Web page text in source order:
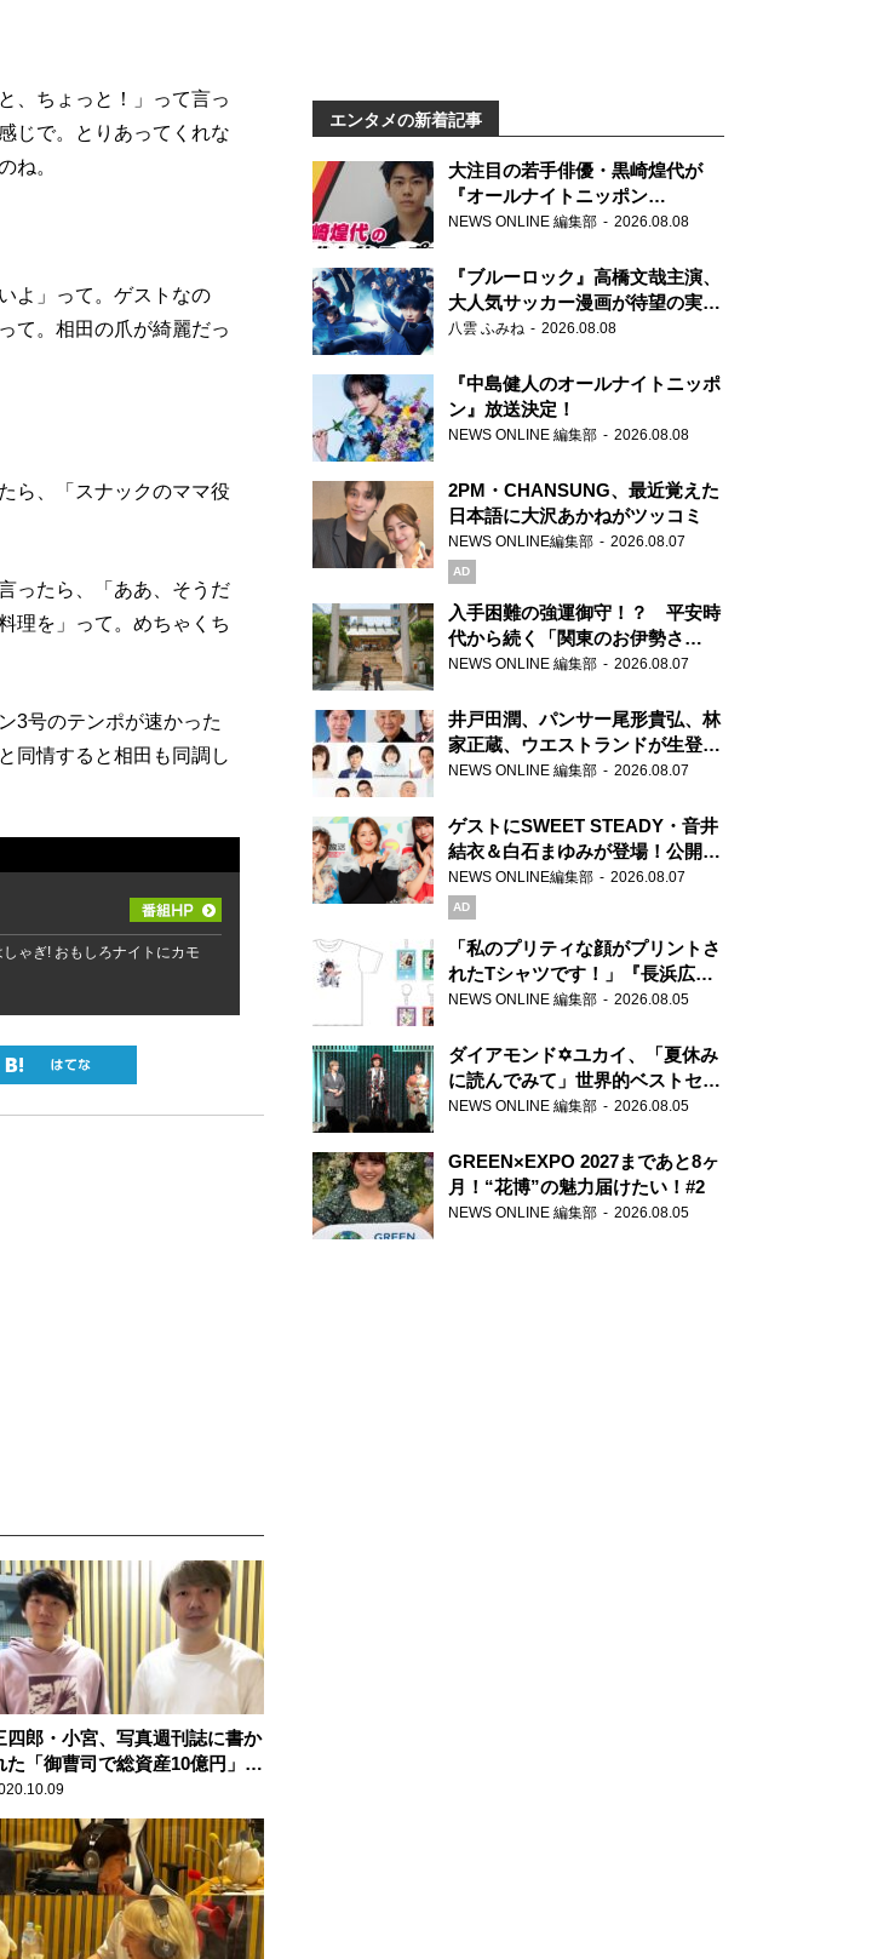
、ちょっと！」って言っ
じで。とりあってくれな
ね。
よ」って。ゲストなの
て。相田の爪が綺麗だっ
ら、「スナックのママ役
ったら、「ああ、そうだ
理を」って。めちゃくち
3号のテンポが速かった
同情すると相田も同調し
ゃぎ! おもしろナイトにカモ
四郎・小宮、写真週刊誌に書か
た「御曹司で総資産10億円」に
そこまでではないね」
エンタメの新着記事
大注目の若手俳優・黒崎煌代が
『オールナイトニッポン
0(ZERO)』に初登場「今からとて
NEWS ONLINE 編集部 2026.08.08
『ブルーロック』高橋文哉主演、
大人気サッカー漫画が待望の実写
映画に
八雲 ふみね 2026.08.08
『中島健人のオールナイトニッポ
ン』放送決定！
NEWS ONLINE 編集部 2026.08.08
2PM・CHANSUNG、最近覚えた
日本語に大沢あかねがツッコミ
NEWS ONLINE編集部 2026.08.07
AD
入手困難の強運御守！？ 平安時
代から続く「関東のお伊勢さ
ま」、芝大神宮にてランパンプス
NEWS ONLINE 編集部 2026.08.07
井戸田潤、パンサー尾形貴弘、林
家正蔵、ウエストランドが生登
場！『ラジオビバリー昼ズ』
NEWS ONLINE 編集部 2026.08.07
ゲストにSWEET STEADY・音井
結衣＆白石まゆみが登場！公開収
録で素顔全開！
NEWS ONLINE編集部 2026.08.07
AD
「私のプリティな顔がプリントさ
れたTシャツです！」『長浜広奈
天下無双』初の番組グッズ発売
NEWS ONLINE 編集部 2026.08.05
ダイアモンド✡ユカイ、「夏休み
に読んでみて」世界的ベストセラ
ー『アナスタシア』を紹介
NEWS ONLINE 編集部 2026.08.05
GREEN×EXPO 2027まであと8ヶ
月！“花博”の魅力届けたい！#2
NEWS ONLINE 編集部 2026.08.05